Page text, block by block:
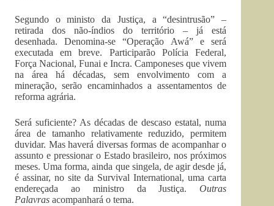
Segundo o ministo da Justiça, a “desintrusão” –
retirada dos não-índios do território – já está
desenhada. Denomina-se “Operação Awá” e será
executada em breve. Participarão Polícia Federal,
Força Nacional, Funai e Incra. Camponeses que vivem
na área há décadas, sem envolvimento com a
mineração, serão encaminhados a assentamentos de
reforma agrária.
Será suficiente? As décadas de descaso estatal, numa
área de tamanho relativamente reduzido, permitem
duvidar. Mas haverá diversas formas de acompanhar o
assunto e pressionar o Estado brasileiro, nos próximos
meses. Uma forma, ainda que singela, de agir desde já,
é assinar, no site da Survival International, uma carta
endereçada ao ministro da Justiça.Outras
Palavras acompanhará o tema.